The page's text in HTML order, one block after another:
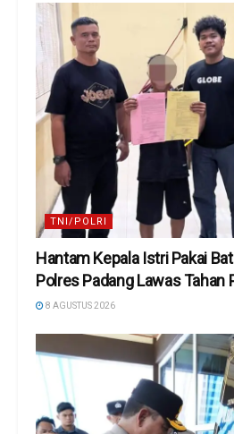
TNI/POLRI
Hantam Kepala Istri Pakai
Polres Padang Lawas Tahan
8 AGUSTUS 2026